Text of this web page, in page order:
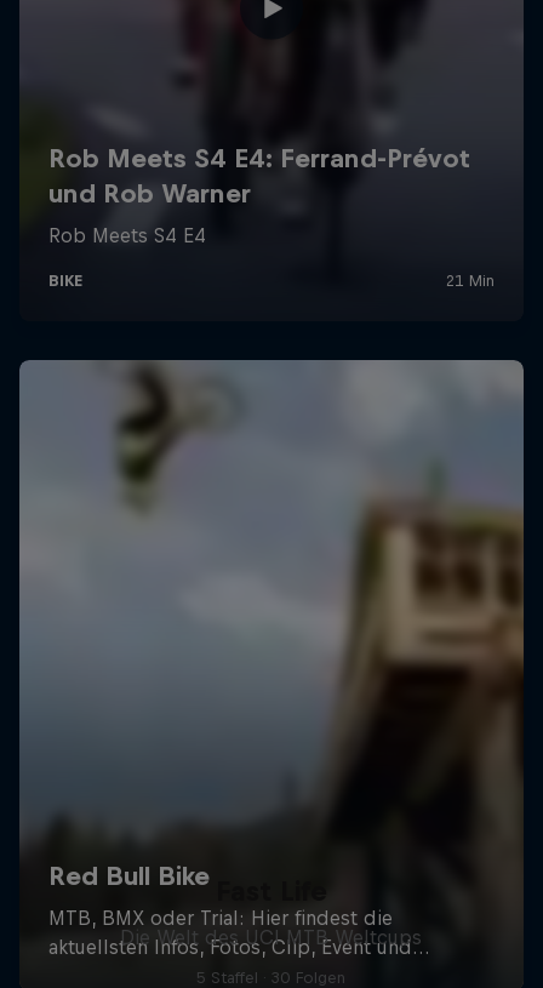
Die Welt des UCI MTB Weltcups
5 Staffel · 30 Folgen